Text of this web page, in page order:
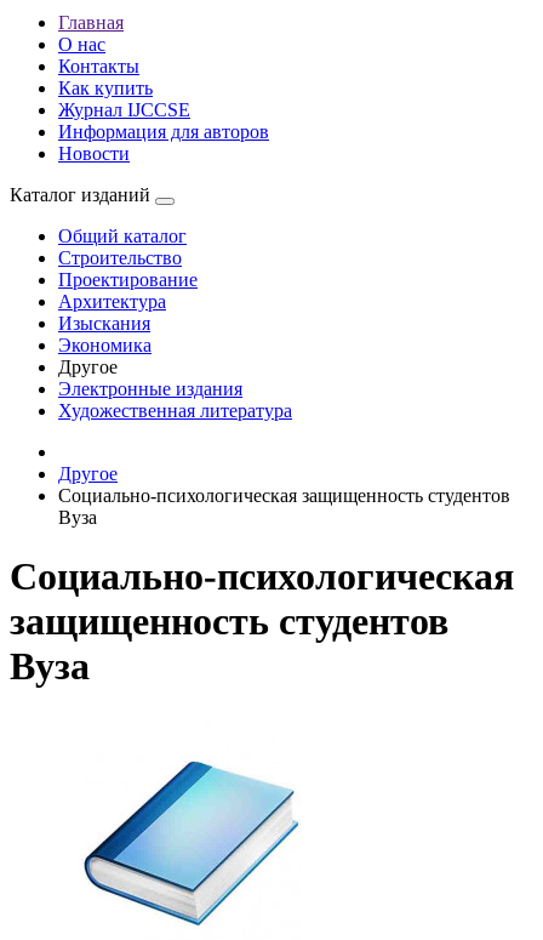
Главная
О нас
Контакты
Как купить
Журнал IJCCSE
Информация для авторов
Новости
Каталог изданий
Общий каталог
Строительство
Проектирование
Архитектура
Изыскания
Экономика
Другое
Электронные издания
Художественная литература
Другое
Социально-психологическая защищенность студентов
Вуза
Социально-психологическая
защищенность студентов
Вуза